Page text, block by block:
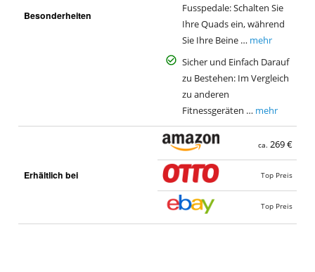
Besonderheiten
Fusspedale: Schalten Sie
Ihre Quads ein, während
Sie Ihre Beine … mehr
Sicher und Einfach Darauf
zu Bestehen: Im Vergleich
zu anderen
Fitnessgeräten … mehr
Erhältlich bei
ca. 269 €
Top Preis
Top Preis